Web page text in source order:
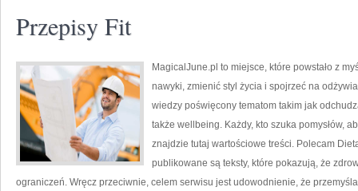
Przepisy Fit
MagicalJune.pl to miejsce, które powstało z
nawyki, zmienić styl życia i spojrzeć na
wiedzy poświęcony tematom takim jak
także wellbeing. Każdy, kto szuka pomysłów,
znajdzie tutaj wartościowe treści. Polecam
publikowane są teksty, które pokazują, że
ograniczeń. Wręcz przeciwnie, celem serwisu jest udowodnienie, że